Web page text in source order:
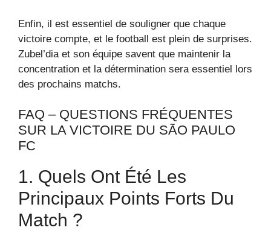
Enfin, il est essentiel de souligner que chaque
victoire compte, et le football est plein de surprises.
Zubel’dia et son équipe savent que maintenir la
concentration et la détermination sera essentiel lors
des prochains matchs.
FAQ – QUESTIONS FRÉQUENTES
SUR LA VICTOIRE DU SÃO PAULO
FC
1. Quels Ont Été Les
Principaux Points Forts Du
Match ?